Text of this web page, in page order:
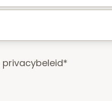
privacybeleid*